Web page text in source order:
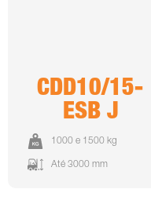
CDD10/15-
ESB J
1000 e 1500 kg
Até 3000 mm